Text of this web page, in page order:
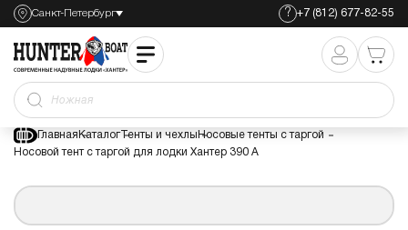
Санкт-Петербург ? +7 (812) 677-82-55
Ножная помп
Носовой тент с таргой для лодки Хантер 390 А
9 800
Главная КаталогТенты и чехлы Носовые тенты с таргой
Носовой тент с таргой для лодки Хантер 390 А